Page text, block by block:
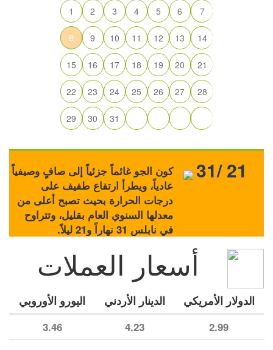
1 2 3 4 5 6 7
8 9 10 11 12 13 14
15 16 17 18 19 20 21
22 23 24 25 26 27 28
29 30 31
كون الجو غائماً جزئياً إلى صافٍ وصيفياً
عادياً، ويطرأ ارتفاع طفيف على
درجات الحرارة بحيث تصبح أعلى من
معدلها السنوي العام بقليل، وتتراوح
في نابلس 31 نهاراً و21 ليلاً.
31/ 21
أسعار العملات
الدولار الأمريكي الدينار الأردني اليورو الأوروبي
2.99
4.23
3.46